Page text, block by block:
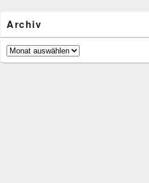
Archiv
Archiv